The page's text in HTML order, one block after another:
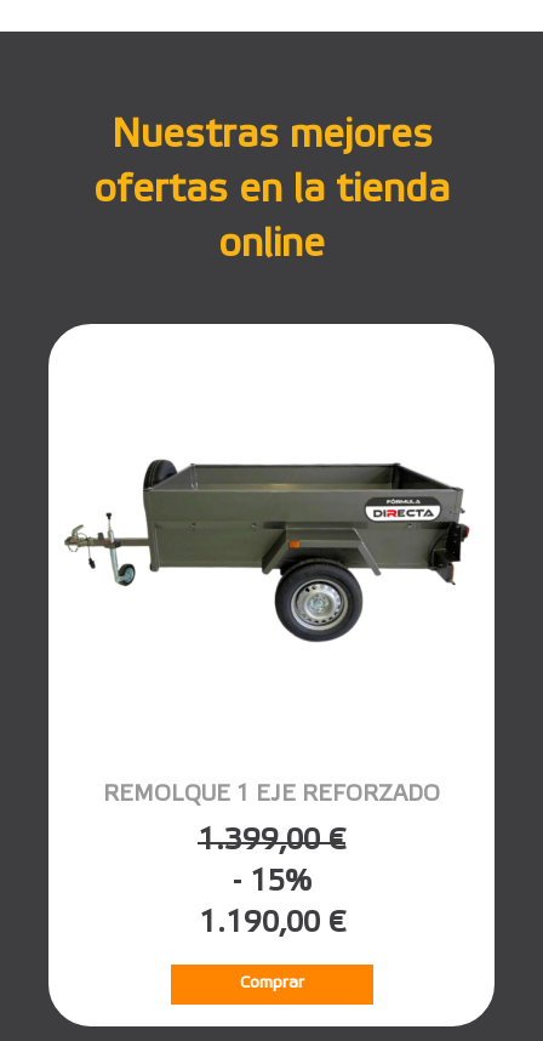
Nuestras mejores
ofertas en la tienda
online
REMOLQUE 1 EJE REFORZADO
1.399,00 €
- 15%
1.190,00 €
Comprar